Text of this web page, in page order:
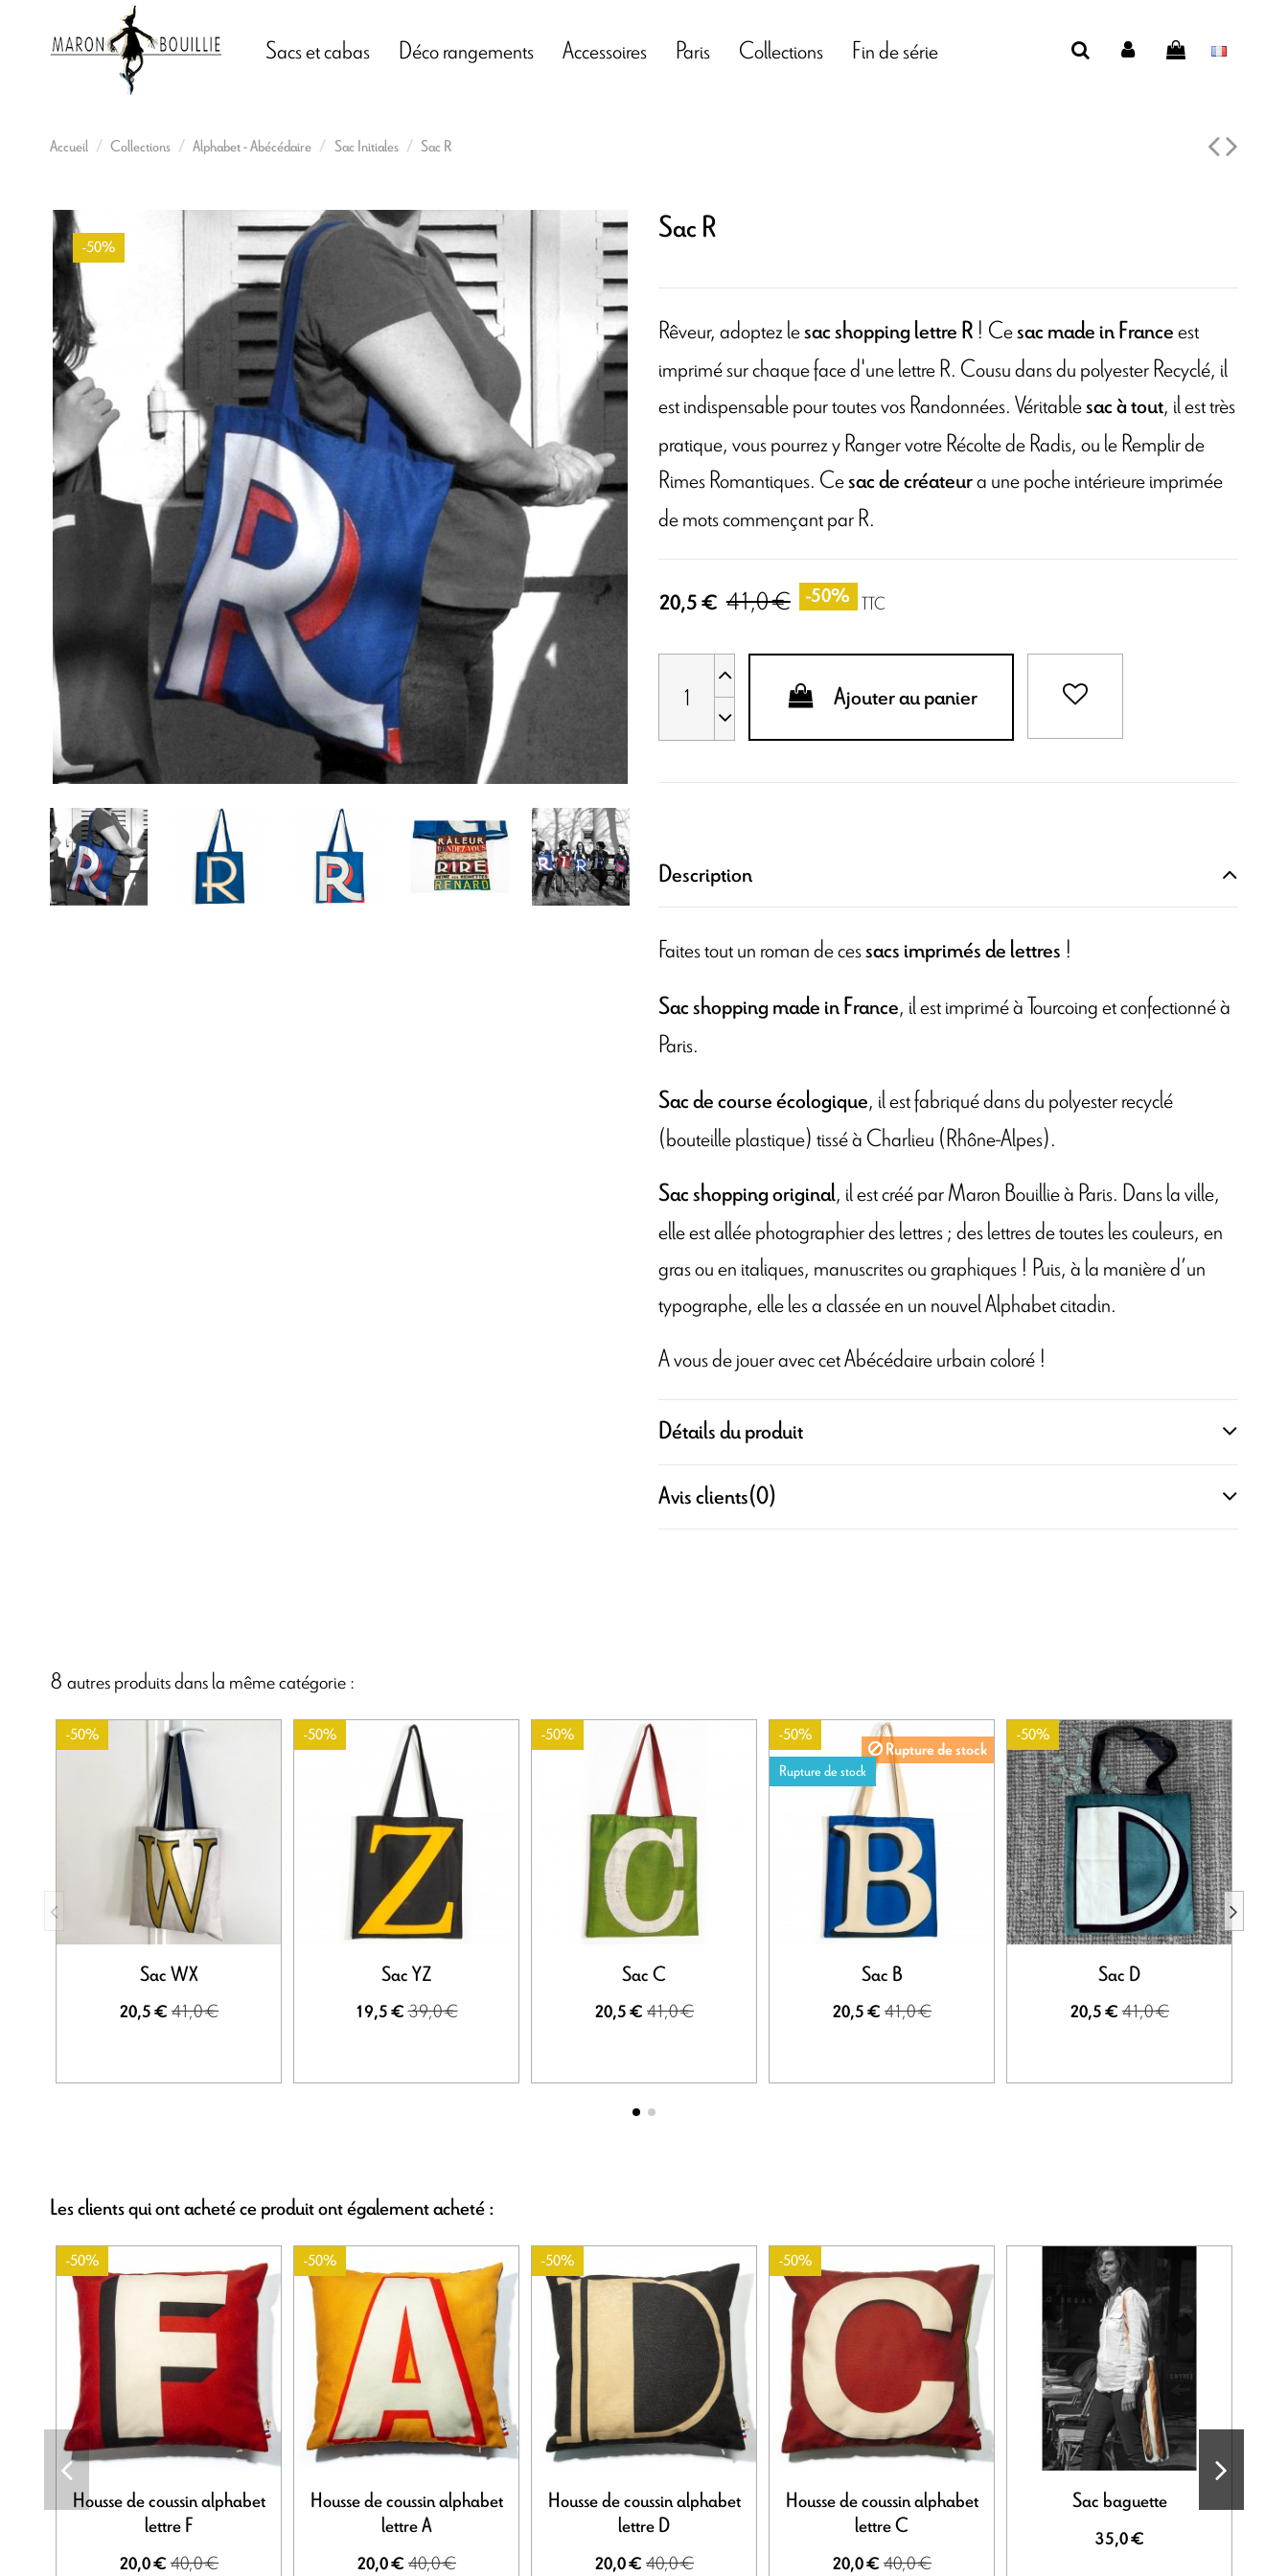
Sacs et cabas Déco rangements Accessoires Paris Collections Fin de série
Accueil Collections Alphabet - Abécédaire Sac Initiales Sac R
-50% Sac R
Rêveur, adoptez lesac shopping lettre R! Cesacmade in Franceest
imprimé sur chaque face d'une lettre R. Cousu dans du polyester Recyclé, il
est indispensable pour toutes vos Randonnées. Véritablesac à tout, il est très
pratique, vous pourrez y Ranger votre Récolte de Radis, ou le Remplir de
Rimes Romantiques. Cesac de créateura une poche intérieure imprimée
de mots commençant par R.
20,5 € 41,0 € -50% TTC
Ajouter au panier
Description
Faites tout un roman de cessacs imprimés de lettres !
Sac shopping made in France, il est imprimé à Tourcoing et confectionné à
Paris.
Sac de course écologique, il est fabriqué dans du polyester recyclé
(bouteille plastique) tissé à Charlieu (Rhône-Alpes).
Sac shopping original, il est créé par Maron Bouillie à Paris. Dans la ville,
elle est allée photographier des lettres ; des lettres de toutes les couleurs, en
gras ou en italiques, manuscrites ou graphiques ! Puis, à la manière d’un
typographe, elle les a classée en un nouvel Alphabet citadin.
A vous de jouer avec cet Abécédaire urbain coloré !
Détails du produit
Avis clients(0)
8 autres produits dans la même catégorie :
-50%
Sac WX
20,5 € 41,0 €
-50%
Sac YZ
19,5 €39,0 €
-50%
Sac C
20,5 € 41,0 €
-50%
Rupture de stock
Rupture de stock
Sac B
20,5 € 41,0 €
-50%
Sac D
20,5 € 41,0 €
Les clients qui ont acheté ce produit ont également acheté :
-50%
Housse de coussin alphabet
lettre F
20,0 € 40,0 €
-50%
Housse de coussin alphabet
lettre A
20,0 € 40,0 €
-50%
Housse de coussin alphabet
lettre D
20,0 € 40,0 €
-50%
Housse de coussin alphabet
lettre C
20,0 € 40,0 €
Sac baguette
35,0 €